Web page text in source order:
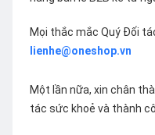
Mọi thắc mắc Quý Đối
lienhe@oneshop.vn
Một lần nữa, xin chân
tác sức khoẻ và thành